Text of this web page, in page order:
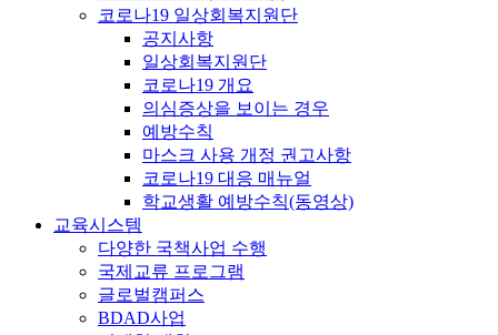
코로나19 일상회복지원단
공지사항
일상회복지원단
코로나19 개요
의심증상을 보이는 경우
예방수칙
마스크 사용 개정 권고사항
코로나19 대응 매뉴얼
학교생활 예방수칙(동영상)
교육시스템
다양한 국책사업 수행
국제교류 프로그램
글로벌캠퍼스
BDAD사업